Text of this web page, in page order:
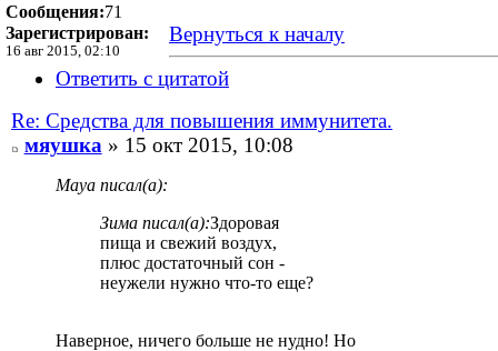
Сообщения:71
Зарегистрирован:
16 авг 2015, 02:10
Вернуться к началу
Ответить с цитатой
Re: Средства для повышения иммунитета.
мяушка » 15 окт 2015, 10:08
Maya писал(а):
Зима писал(а):Здоровая
пища и свежий воздух,
плюс достаточный сон -
неужели нужно что-то еще?
Наверное, ничего больше не нудно! Но